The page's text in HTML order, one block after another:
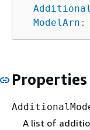
ModelArn :
Properties
A list of